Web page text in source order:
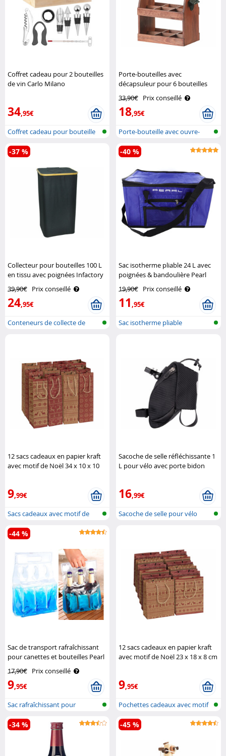
Coffret cadeau pour 2 bouteilles
de vin Carlo Milano
34,95€
Coffret cadeau pour bouteille
de vi..
Porte-bouteilles avec
décapsuleur pour 6 bouteilles
33,90€ Prix conseillé
18,95€
Porte-bouteille avec ouvre-
bouteill..
Collecteur pour bouteilles 100 L
en tissu avec poignées Infactory
39,90€ Prix conseillé
24,95€
-37 %
Conteneurs de collecte de
Sac isotherme pliable 24 L avec
poignées & bandoulière Pearl
19,90€ Prix conseillé
11,95€
-40 %
Sac isotherme pliable
12 sacs cadeaux en papier kraft
avec motif de Noël 34 x 10 x 10
9,99€
Sacs cadeaux avec motif de
Noël pou..
Sacoche de selle réfléchissante 1
L pour vélo avec porte bidon
16,99€
Sacoche de selle pour vélo
Sac de transport rafraîchissant
pour canettes et bouteilles Pearl
17,90€ Prix conseillé
9,95€
-44 %
Sac rafraîchissant pour
bouteilles
12 sacs cadeaux en papier kraft
avec motif de Noël 23 x 18 x 8 cm
9,95€
Pochettes cadeaux avec motif
de Noë..
-34 % -45 %